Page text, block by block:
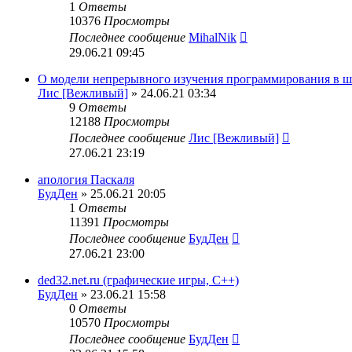
1 Ответы
10376 Просмотры
Последнее сообщение MihalNik
29.06.21 09:45
О модели непрерывного изучения программирования в
Лис [Вежливый] » 24.06.21 03:34
9 Ответы
12188 Просмотры
Последнее сообщение Лис [Вежливый]
27.06.21 23:19
апология Паскаля
БудДен » 25.06.21 20:05
1 Ответы
11391 Просмотры
Последнее сообщение БудДен
27.06.21 23:00
ded32.net.ru (графические игры, С++)
БудДен » 23.06.21 15:58
0 Ответы
10570 Просмотры
Последнее сообщение БудДен